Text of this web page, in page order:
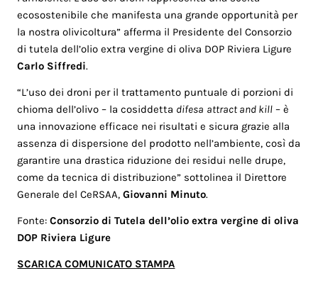
ecosostenibile che manifesta una grande opportunità per
la nostra olivicoltura” afferma il Presidente del Consorzio
di tutela dell’olio extra vergine di oliva DOP Riviera Ligure
Carlo Siffredi.
“L’uso dei droni per il trattamento puntuale di porzioni di
chioma dell’olivo – la cosiddetta difesa attract and kill – è
una innovazione efficace nei risultati e sicura grazie alla
assenza di dispersione del prodotto nell’ambiente, così da
garantire una drastica riduzione dei residui nelle drupe,
come da tecnica di distribuzione” sottolinea il Direttore
Generale del CeRSAA,Giovanni Minuto.
Fonte:Consorzio di Tutela dell’olio extra vergine di oliva
DOP Riviera Ligure
SCARICA COMUNICATO STAMPA